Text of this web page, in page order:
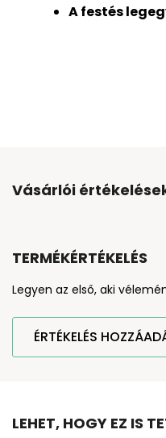
A festés
Vásárlói
TERMÉKÉRTÉKELÉS
Legyen az első, aki
ÉRTÉKELÉS
LEHET, HOGY EZ IS